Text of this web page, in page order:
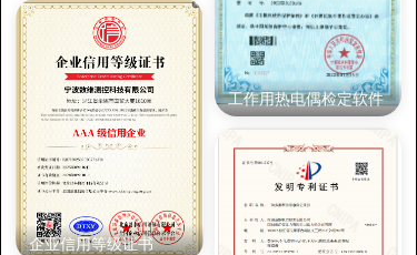
企业信用等级证书
工作用热电偶检定软件